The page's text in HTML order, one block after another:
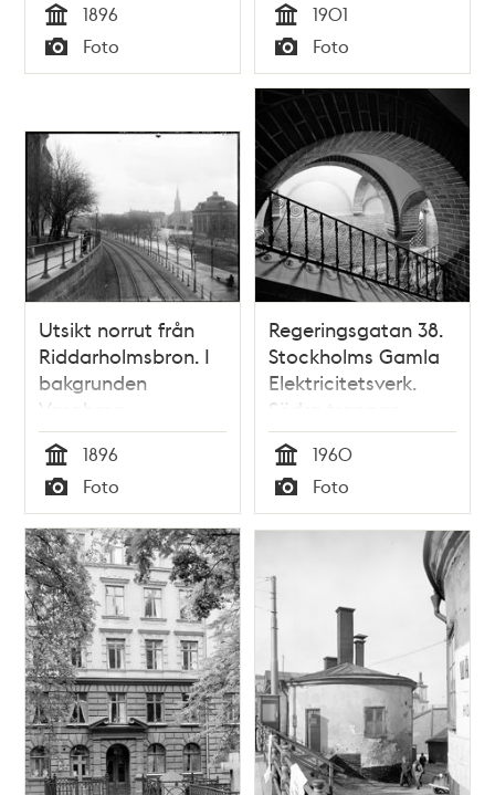
Tid
1896
Typ
Foto Tid
1901
Typ
Foto
Utsikt norrut från
Riddarholmsbron. I
bakgrunden
Vasabron
Tid
1896
Typ
Foto
Regeringsgatan 38.
Stockholms Gamla
Elektricitetsverk.
Södra trappan
Tid
1960
Typ
Foto